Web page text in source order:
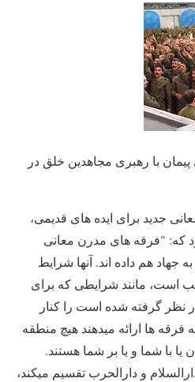
با رهبری مجاهدین خلق در
جدید برای ایده های قدیمی،
که: "فرقه های مدرن معانی
جهاد هم داده اند. آنها شرایط
است، مانند شرایطی که برای
نظر گرفته شده است را کنار
فرقه ها ارائه میدهند هیچ منطقه
یا با شما و یا بر شما هستند.
و دارالحرب تقسیم میکند،